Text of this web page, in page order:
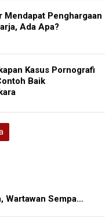
Mendapat Penghargaan
Ada Apa?
Kasus Pornografi
Baik
Wartawan Sempa…